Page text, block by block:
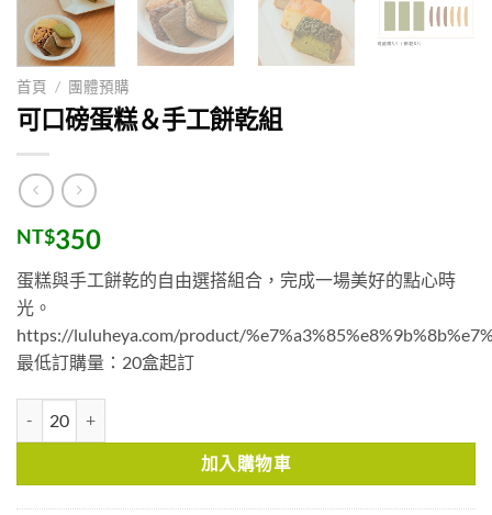
首頁 / 團體預購
可口磅蛋糕＆手工餅乾組
NT$350
蛋糕與手工餅乾的自由選搭組合，完成一場美好的點心時
光。
https://luluheya.com/product/
最低訂購量：20盒起訂
加入購物車